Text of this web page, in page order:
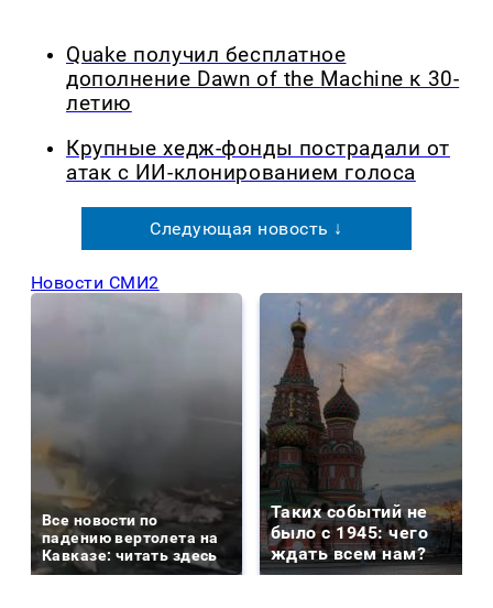
Quake получил бесплатное
дополнение Dawn of the Machine к 30-
летию
Крупные хедж-фонды пострадали от
атак с ИИ-клонированием голоса
Следующая новость ↓
Новости СМИ2
Все новости по
падению вертолета на
Кавказе: читать здесь
Таких событий не
было с 1945: чего
ждать всем нам?